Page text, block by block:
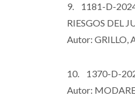
9. 1181-D-2024
RIESGOS DEL
Autor: GRILLO,
10. 1370-D-
Autor: